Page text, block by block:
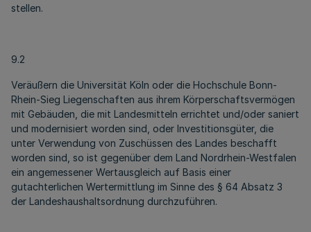
stellen.
9.2
Veräußern die Universität Köln oder die Hochschule Bonn­
Rhein-Sieg Liegenschaften aus ihrem Körperschaftsvermögen
mit Gebäuden, die mit Landesmitteln errichtet und/oder saniert
und modernisiert worden sind, oder Investitionsgüter, die
unter Verwendung von Zuschüssen des Landes beschafft
worden sind, so ist gegenüber dem Land Nordrhein-Westfalen
ein angemessener Wertausgleich auf Basis einer
gutachterlichen Wertermittlung im Sinne des § 64 Absatz 3
der Landeshaushaltsordnung durchzuführen.